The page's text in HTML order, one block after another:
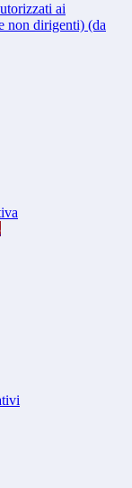
ai
non dirigenti) (da